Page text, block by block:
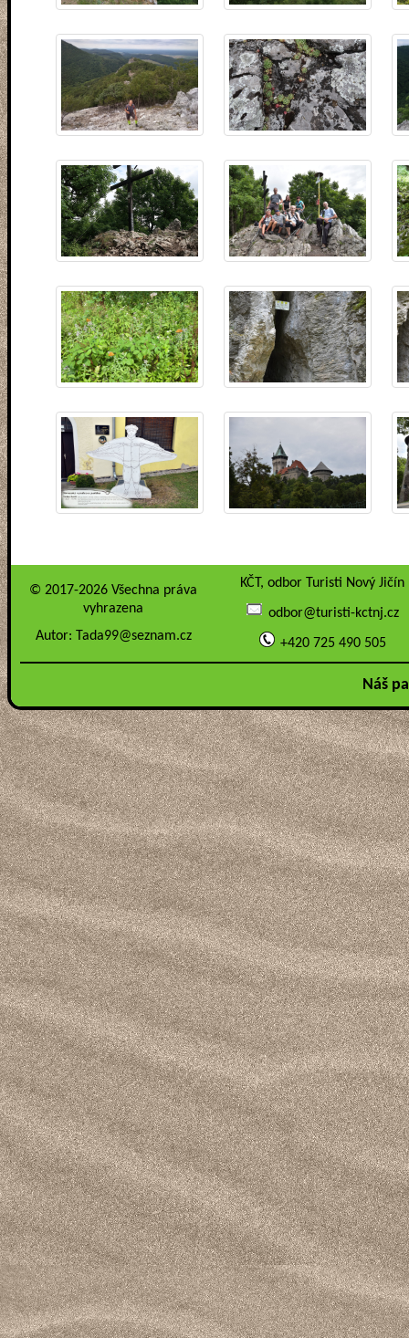
© 2017-2026 Všechna práva
vyhrazena
Autor:
Tada99@seznam.cz
KČT, odbor Turisti Nový Jičín
odbor@turisti-kctnj.cz
+420 725 490 505
Náš